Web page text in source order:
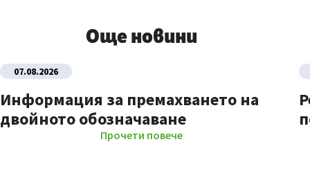
Още новини
07.08.2026
Информация за премахването на
двойното обозначаване
Прочети повече